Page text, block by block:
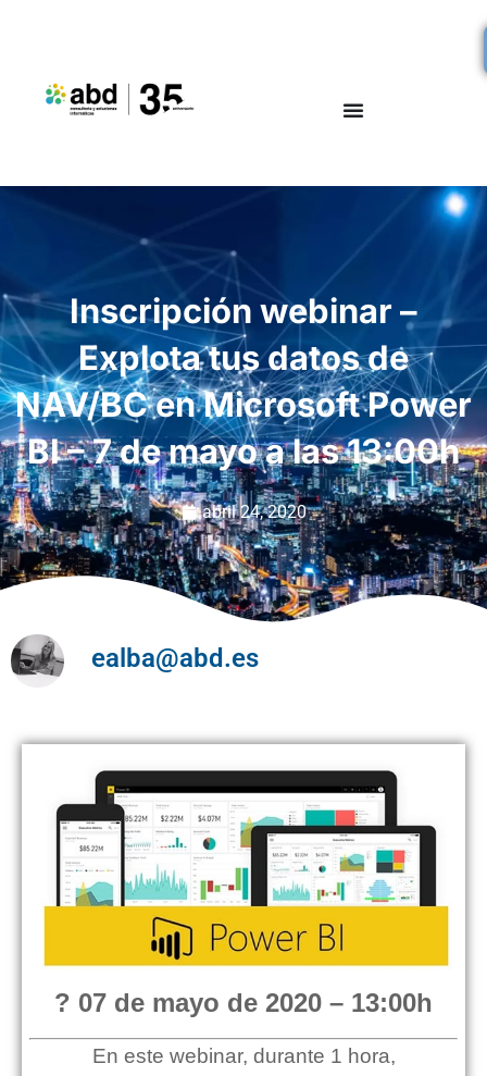
Inscripción webinar –
Explota tus datos de
NAV/BC en Microsoft Power
BI – 7 de mayo a las 13:00h
abril 24, 2020
ealba@abd.es
? 07 de mayo de 2020 – 13:00h
En este webinar, durante 1 hora,